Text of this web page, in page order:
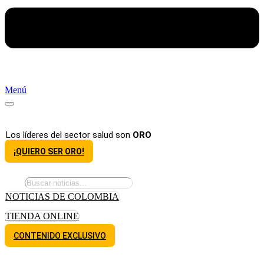
Menú
Los líderes del sector salud son ORO
¡QUIERO SER ORO!
NOTICIAS DE COLOMBIA
TIENDA ONLINE
CONTENIDO EXCLUSIVO